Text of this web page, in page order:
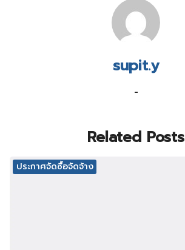
supit.y
-
Related Posts
ประกาศจัดซื้อจัดจ้าง